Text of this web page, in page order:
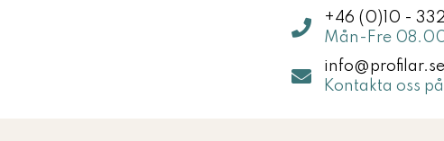
+46 (0)10 -
Mån-Fre
info@profilar.se
Kontakta oss